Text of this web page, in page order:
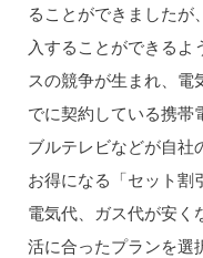
ることができましたが
入することができる
スの競争が生まれ、電
でに契約している携帯
ブルテレビなどが自社
お得になる「セット割
電気代、ガス代が安く
活に合ったプランを選